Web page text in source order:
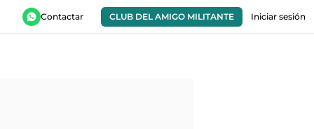
Contactar CLUB DEL AMIGO MILITANTE Iniciar sesión